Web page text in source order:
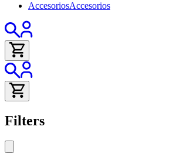
AccesoriosAccesorios
Filters